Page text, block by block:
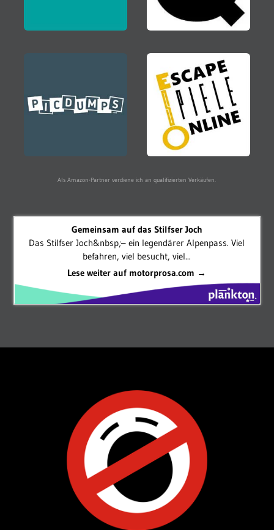
Als Amazon-Partner verdiene ich an qualifizierten Verkäufen.
Gemeinsam auf das Stilfser Joch
Das Stilfser Joch&nbsp;– ein legendärer Alpenpass. Viel
befahren, viel besucht, viel...
Lese weiter auf motorprosa.com →